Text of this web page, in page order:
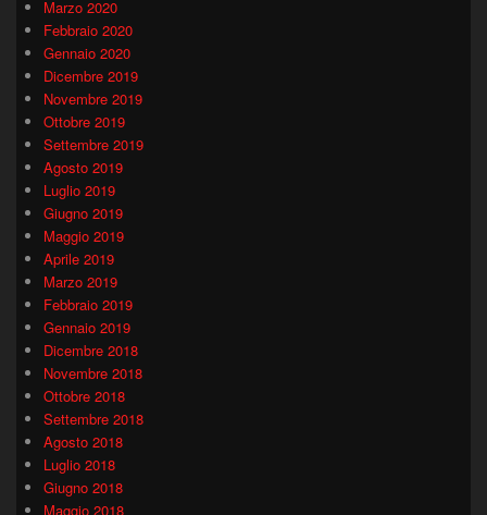
Marzo 2020
Febbraio 2020
Gennaio 2020
Dicembre 2019
Novembre 2019
Ottobre 2019
Settembre 2019
Agosto 2019
Luglio 2019
Giugno 2019
Maggio 2019
Aprile 2019
Marzo 2019
Febbraio 2019
Gennaio 2019
Dicembre 2018
Novembre 2018
Ottobre 2018
Settembre 2018
Agosto 2018
Luglio 2018
Giugno 2018
Maggio 2018